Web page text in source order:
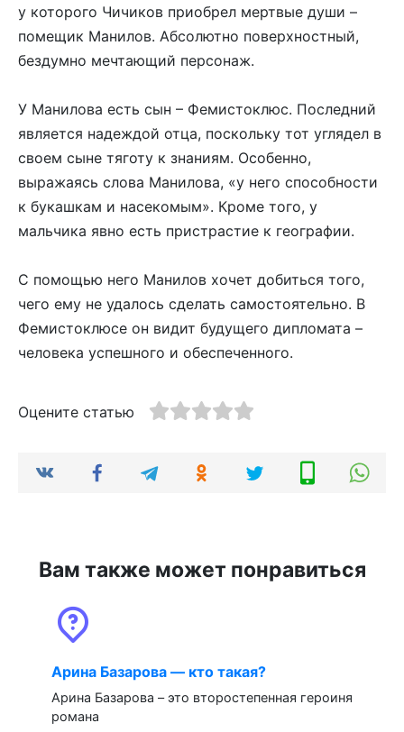
у которого Чичиков приобрел мертвые души –
помещик Манилов. Абсолютно поверхностный,
бездумно мечтающий персонаж.
У Манилова есть сын – Фемистоклюс. Последний
является надеждой отца, поскольку тот углядел в
своем сыне тяготу к знаниям. Особенно,
выражаясь слова Манилова, «у него способности
к букашкам и насекомым». Кроме того, у
мальчика явно есть пристрастие к географии.
С помощью него Манилов хочет добиться того,
чего ему не удалось сделать самостоятельно. В
Фемистоклюсе он видит будущего дипломата –
человека успешного и обеспеченного.
Оцените статью
Вам также может понравиться
Арина Базарова — кто такая?
Арина Базарова – это второстепенная героиня
романа